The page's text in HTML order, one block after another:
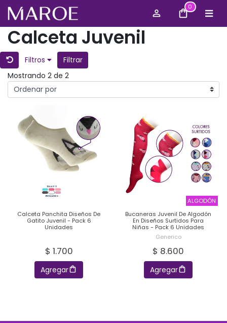
0
Calceta Juvenil
Filtros
Filtrar
Mostrando 2 de 2
Calceta Panchita Diseños De
Gatito Juvenil - Pack 6
Unidades
$ 1.700
Agregar
ALGODÓN
Bucaneras Juvenil De Algodón
En Diseños Surtidos Para
Niñas - Pack 6 Unidades
Generico
$ 8.600
Agregar